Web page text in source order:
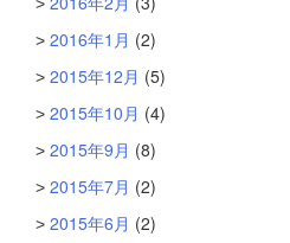
2016年1月 (2)
2015年12月 (5)
2015年10月 (4)
2015年9月 (8)
2015年7月 (2)
2015年6月 (2)